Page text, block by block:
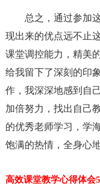
总之，通过参加
现出来的优点远不止
课堂调控能力，精美
给我留下了深刻的印
作，我深深地感到自
加倍努力，找出自己
的优秀老师学习，学
饱满的热情，全身心
高效课堂教学心得体会5